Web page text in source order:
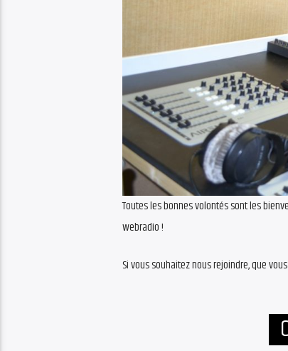
Toutes les bonnes volontés sont les
webradio !
Si vous souhaitez nous rejoindre, que